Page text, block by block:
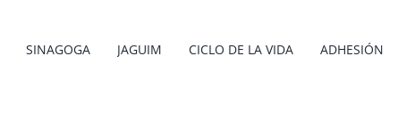
SINAGOGA JAGUIM CICLO DE LA VIDA ADHESIÓN